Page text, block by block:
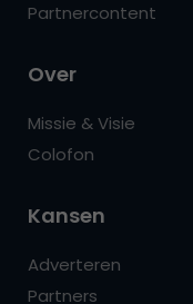
Partnercontent
Over
Missie & Visie
Colofon
Kansen
Adverteren
Partners